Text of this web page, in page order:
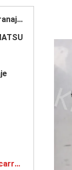
Hidráulico de bomba de engranajes
Bomba de engranaje de la carretilla elevadora